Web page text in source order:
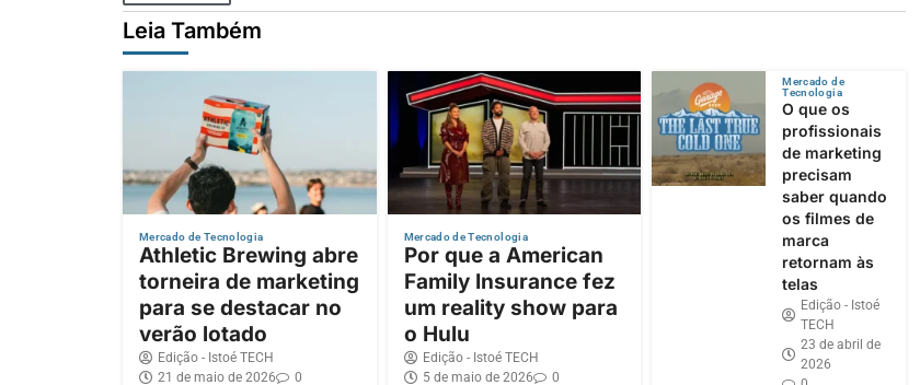
Leia Também
Mercado de Tecnologia
Athletic Brewing abre
torneira de marketing
para se destacar no
verão lotado
Edição - Istoé TECH
21 de maio de 2026
0
Mercado de Tecnologia
Por que a American
Family Insurance fez
um reality show para
o Hulu
Edição - Istoé TECH
5 de maio de 2026
0
Mercado de
Tecnologia
O que os
profissionais
de marketing
precisam
saber quando
os filmes de
marca
retornam às
telas
Edição - Istoé
TECH
23 de abril de
2026